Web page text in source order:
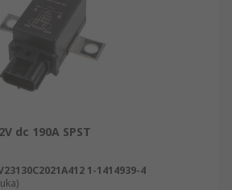
dc 190A SPST
1-1414939-4